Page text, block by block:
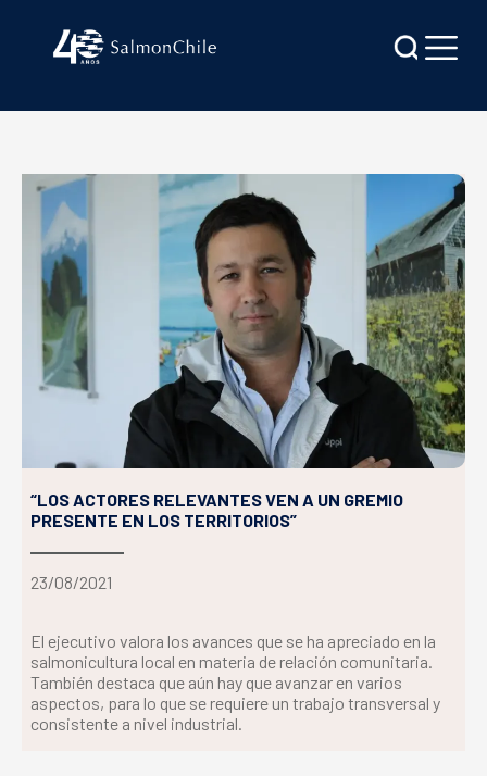
“LOS ACTORES RELEVANTES VEN A UN GREMIO
PRESENTE EN LOS TERRITORIOS”
23/08/2021
El ejecutivo valora los avances que se ha apreciado en la
salmonicultura local en materia de relación comunitaria.
También destaca que aún hay que avanzar en varios
aspectos, para lo que se requiere un trabajo transversal y
consistente a nivel industrial.